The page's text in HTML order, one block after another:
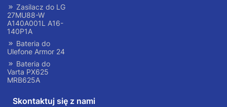
Zasilacz do LG
27MU88-W
A140A001L A16-
140P1A
Bateria do
Ulefone Armor 24
Bateria do
Varta PX625
MRB625A
Skontaktuj się z nami